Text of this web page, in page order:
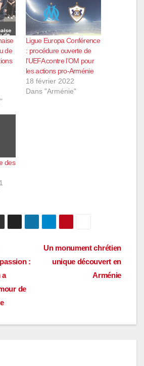
de
Ligue Europa Conférence
: procédure ouverte de
l’UEFA contre l’OM pour
les actions pro-Arménie
18 février 2022
Dans "Arménie"
des
Un monument chrétien
unique découvert en
Arménie
:
a
de